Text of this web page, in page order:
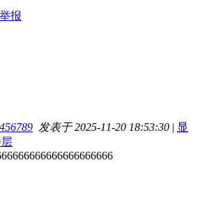
举报
发表于 2025-11-20 18:53:30 | 显